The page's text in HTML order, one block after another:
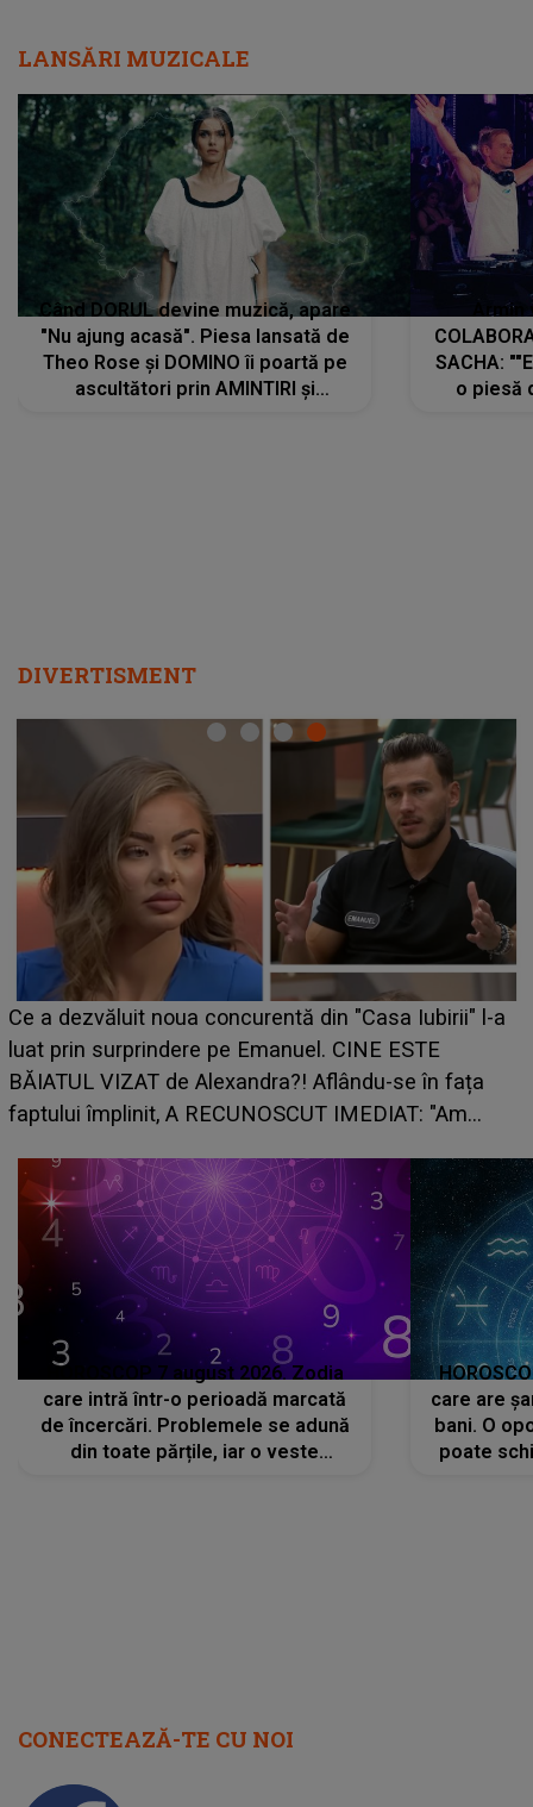
LANSĂRI MUZICALE
Când DORUL devine muzică, apare
"Nu ajung acasă". Piesa lansată de
Theo Rose și DOMINO îi poartă pe
ascultători prin AMINTIRI și
SACHA:
o piesă
DIVERTISMENT
concurentă din "Casa Iubirii" l-a
pe Emanuel. CINE ESTE
Aflându-se în fața
IMEDIAT: "Am
HOROSCOP de
care riscă să
grabă îi aduce
planurile peste cap
HOROSCOP 7 august 2026. Zodia
care intră într-o perioadă marcată
de încercări. Problemele se adună
din toate părțile, iar o veste
care are
bani. O
poate
CONECTEAZĂ-TE CU NOI